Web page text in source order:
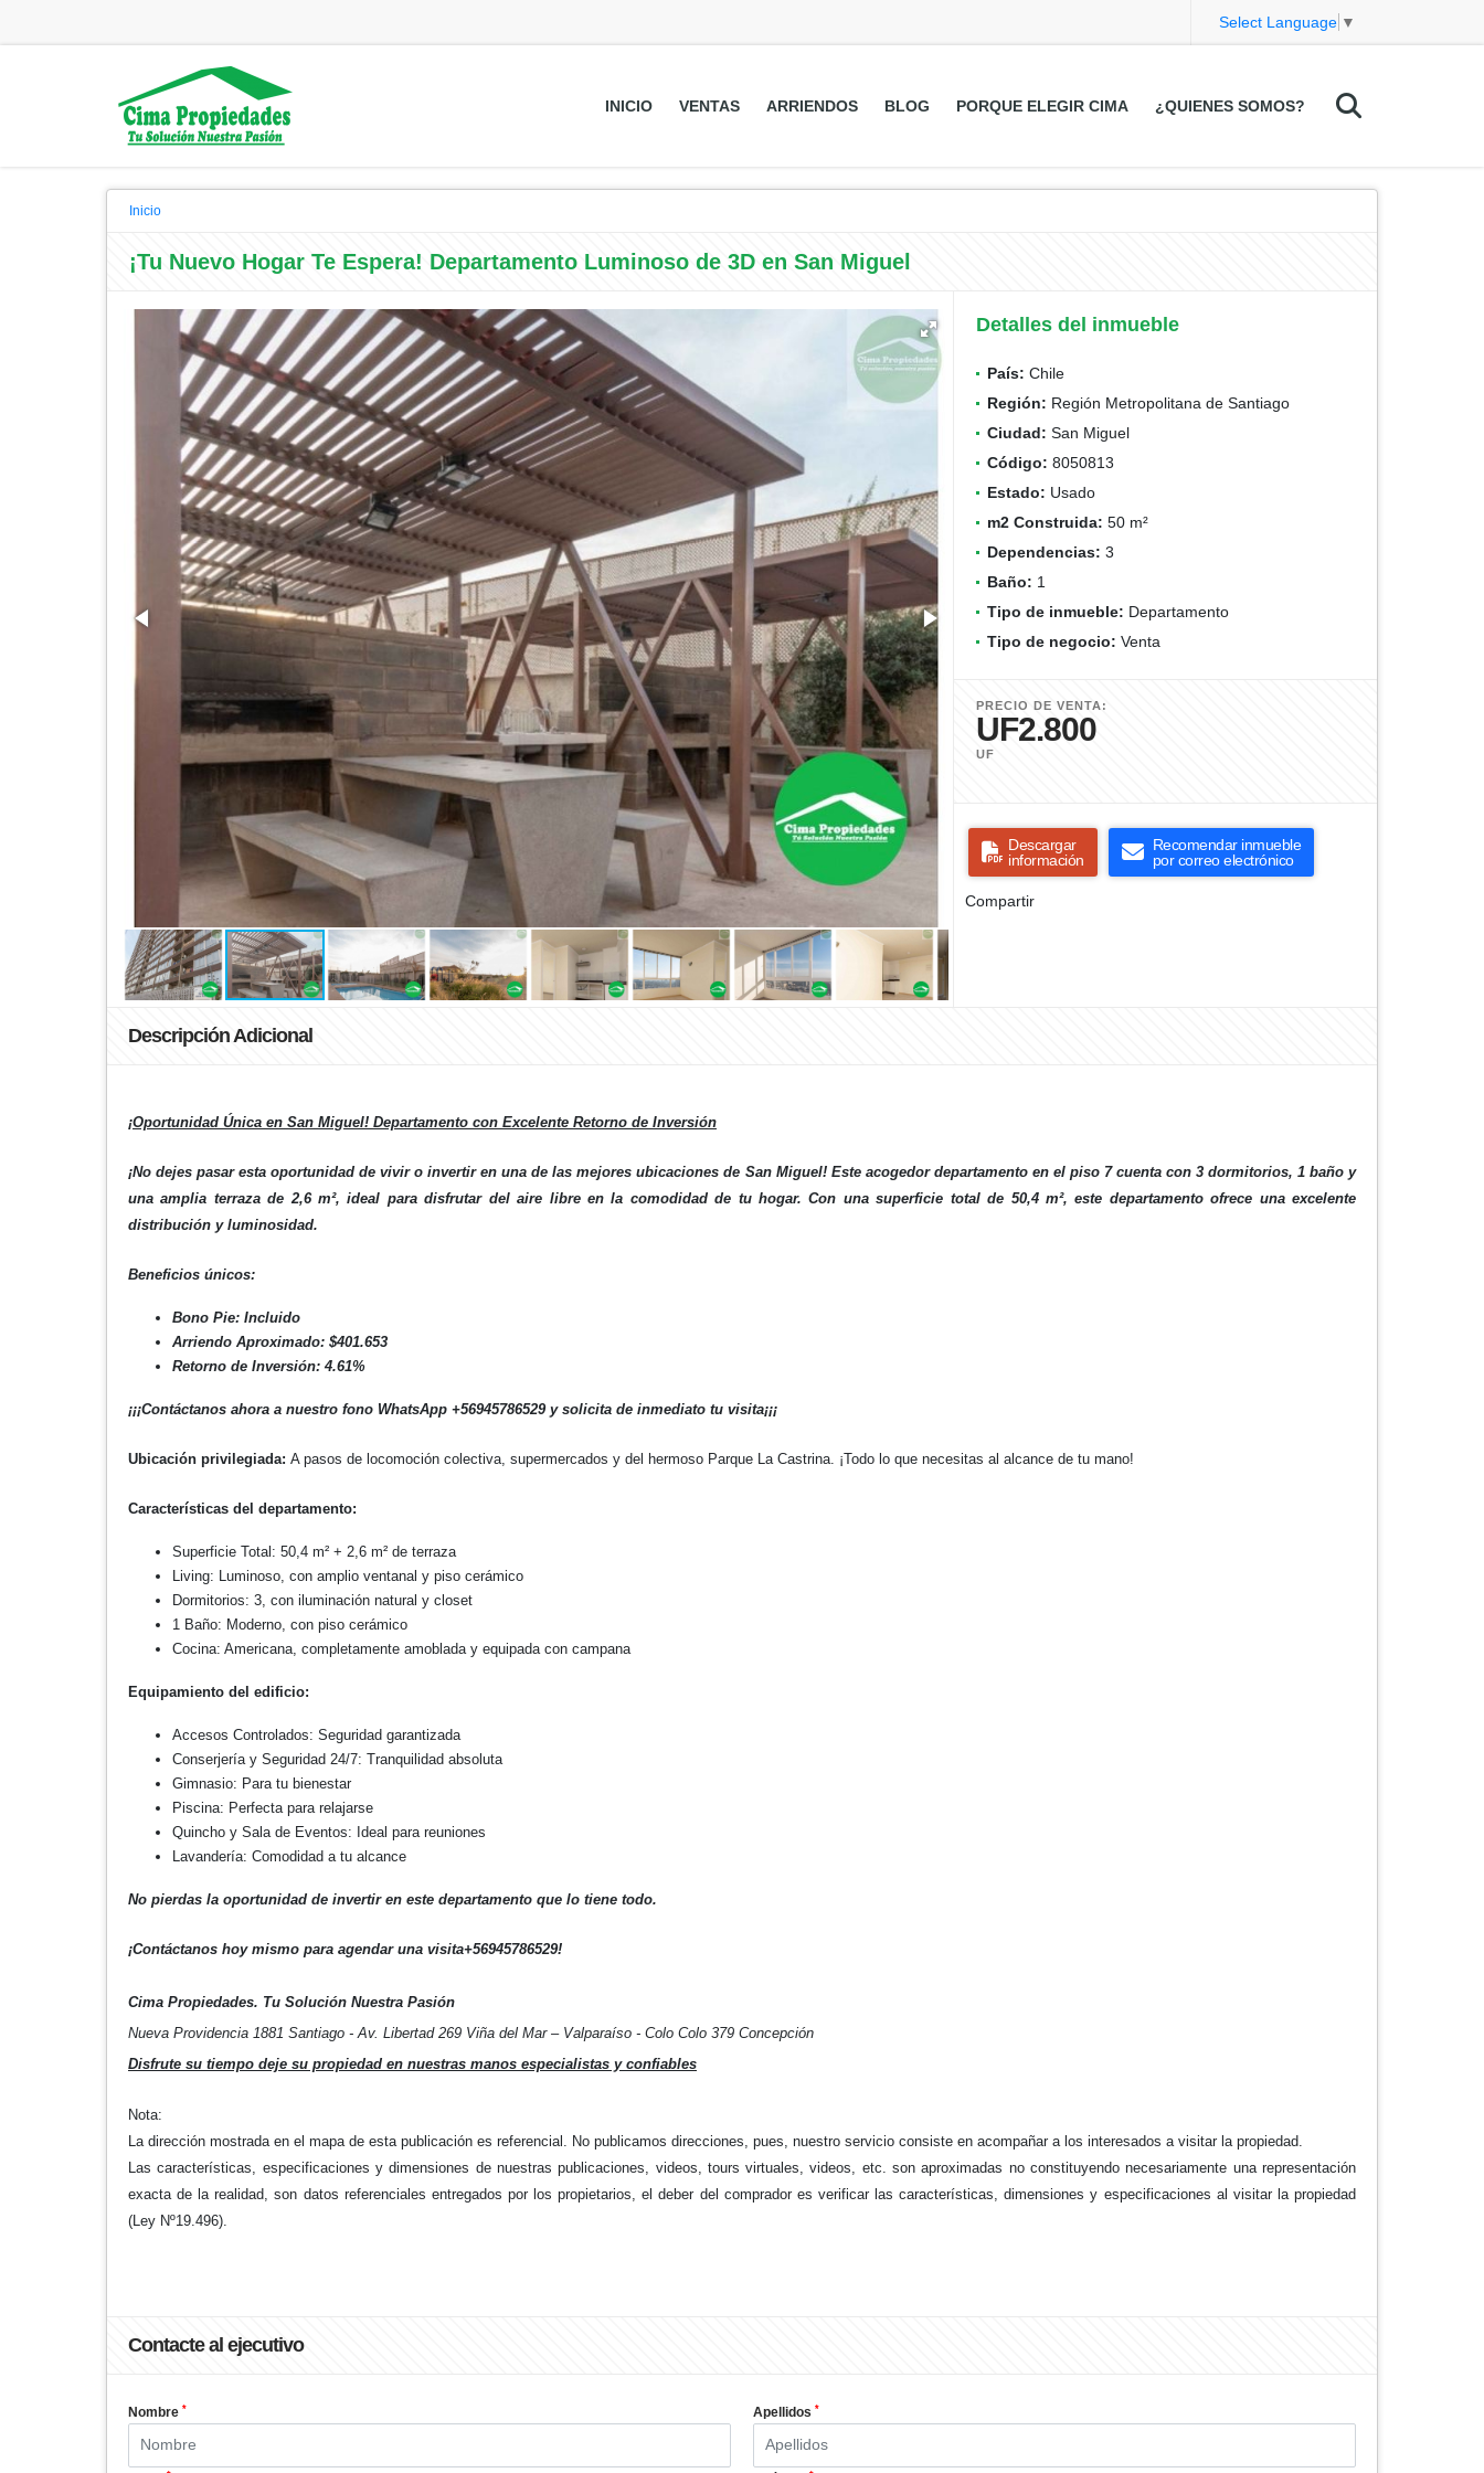
Select Language ▼
INICIO VENTAS ARRIENDOS BLOG PORQUE ELEGIR CIMA ¿QUIENES SOMOS?
Inicio
¡Tu Nuevo Hogar Te Espera! Departamento Luminoso de 3D en San Miguel
Detalles del inmueble
País: Chile
Región: Región Metropolitana de Santiago
Ciudad: San Miguel
Código: 8050813
Estado: Usado
m2 Construida: 50 m²
Dependencias: 3
Baño: 1
Tipo de inmueble: Departamento
Tipo de negocio: Venta
PRECIO DE VENTA:
UF2.800
UF
Descargar
información
Recomendar inmueble
por correo electrónico
Compartir
Descripción Adicional
¡Oportunidad Única en San Miguel! Departamento con Excelente Retorno de Inversión
¡No dejes pasar esta oportunidad de vivir o invertir en una de las mejores ubicaciones de San Miguel! Este acogedor departamento en el piso 7 cuenta con 3 dormitorios, 1 baño y
una amplia terraza de 2,6 m², ideal para disfrutar del aire libre en la comodidad de tu hogar. Con una superficie total de 50,4 m², este departamento ofrece una excelente
distribución y luminosidad.
Beneficios únicos:
Bono Pie: Incluido
Arriendo Aproximado: $401.653
Retorno de Inversión: 4.61%
¡¡¡Contáctanos ahora a nuestro fono WhatsApp +56945786529 y solicita de inmediato tu visita¡¡¡
Ubicación privilegiada: A pasos de locomoción colectiva, supermercados y del hermoso Parque La Castrina. ¡Todo lo que necesitas al alcance de tu mano!
Características del departamento:
Superficie Total: 50,4 m² + 2,6 m² de terraza
Living: Luminoso, con amplio ventanal y piso cerámico
Dormitorios: 3, con iluminación natural y closet
1 Baño: Moderno, con piso cerámico
Cocina: Americana, completamente amoblada y equipada con campana
Equipamiento del edificio:
Accesos Controlados: Seguridad garantizada
Conserjería y Seguridad 24/7: Tranquilidad absoluta
Gimnasio: Para tu bienestar
Piscina: Perfecta para relajarse
Quincho y Sala de Eventos: Ideal para reuniones
Lavandería: Comodidad a tu alcance
No pierdas la oportunidad de invertir en este departamento que lo tiene todo.
¡Contáctanos hoy mismo para agendar una visita+56945786529!
Cima Propiedades. Tu Solución Nuestra Pasión
Nueva Providencia 1881 Santiago - Av. Libertad 269 Viña del Mar – Valparaíso - Colo Colo 379 Concepción
Disfrute su tiempo deje su propiedad en nuestras manos especialistas y confiables
Nota:
La dirección mostrada en el mapa de esta publicación es referencial. No publicamos direcciones, pues, nuestro servicio consiste en acompañar a los interesados a visitar la propiedad.
Las características, especificaciones y dimensiones de nuestras publicaciones, videos, tours virtuales, videos, etc. son aproximadas no constituyendo necesariamente una representación
exacta de la realidad, son datos referenciales entregados por los propietarios, el deber del comprador es verificar las características, dimensiones y especificaciones al visitar la propiedad
(Ley Nº19.496).
Contacte al ejecutivo
Nombre * Apellidos *